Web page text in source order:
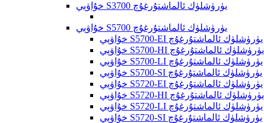
خۇاۋېي S3700 يۈرۈشلۈك ئالماشتۇرغۇچ
خۇاۋېي S5700 يۈرۈشلۈك ئالماشتۇرغۇچ
خۇاۋېي S5700-EI يۈرۈشلۈك ئالماشتۇرغۇچ
خۇاۋېي S5700-HI يۈرۈشلۈك ئالماشتۇرغۇچ
خۇاۋېي S5700-LI يۈرۈشلۈك ئالماشتۇرغۇچ
خۇاۋېي S5700-SI يۈرۈشلۈك ئالماشتۇرغۇچ
خۇاۋېي S5720-EI يۈرۈشلۈك ئالماشتۇرغۇچ
خۇاۋېي S5720-HI يۈرۈشلۈك ئالماشتۇرغۇچ
خۇاۋېي S5720-LI يۈرۈشلۈك ئالماشتۇرغۇچ
خۇاۋېي S5720-SI يۈرۈشلۈك ئالماشتۇرغۇچ